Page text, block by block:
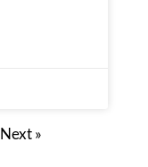
Next »